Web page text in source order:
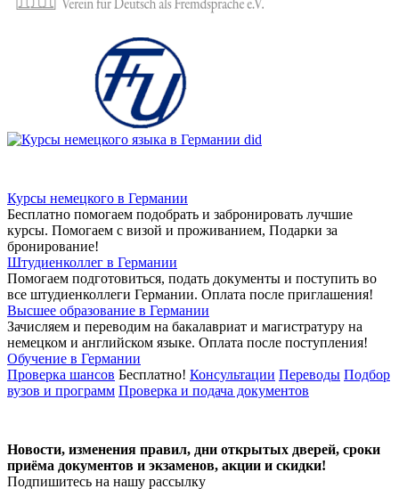
Курсы немецкого в Германии
Бесплатно помогаем подобрать и забронировать лучшие
курсы. Помогаем с визой и проживанием, Подарки за
бронирование!
Штудиенколлег в Германии
Помогаем подготовиться, подать документы и поступить во
все штудиенколлеги Германии. Оплата после приглашения!
Высшее образование в Германии
Зачисляем и переводим на бакалавриат и магистратуру на
немецком и английском языке. Оплата после поступления!
Обучение в Германии
Проверка шансов Бесплатно! Консультации Переводы Подбор
вузов и программ Проверка и подача документов
Новости, изменения правил, дни открытых дверей, сроки
приёма документов и экзаменов, акции и скидки!
Подпишитесь на нашу рассылку